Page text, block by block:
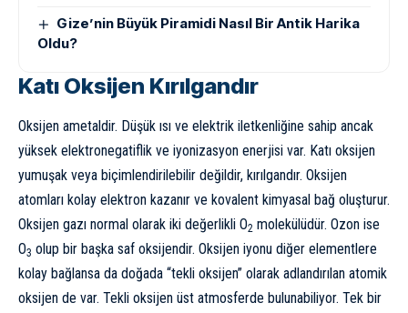
Gize’nin Büyük Piramidi Nasıl Bir Antik Harika
Oldu?
Katı Oksijen Kırılgandır
Oksijen ametaldir. Düşük ısı ve elektrik iletkenliğine sahip ancak
yüksek elektronegatiflik ve iyonizasyon enerjisi var. Katı oksijen
yumuşak veya biçimlendirilebilir değildir, kırılgandır. Oksijen
atomları kolay elektron kazanır ve kovalent kimyasal bağ oluşturur.
Oksijen gazı normal olarak iki değerlikli O2 molekülüdür. Ozon ise
O3 olup bir başka saf oksijendir. Oksijen iyonu diğer elementlere
kolay bağlansa da doğada “tekli oksijen” olarak adlandırılan atomik
oksijen de var. Tekli oksijen üst atmosferde bulunabiliyor. Tek bir